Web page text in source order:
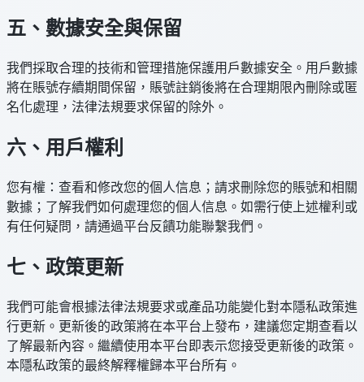
五、數據安全與保留
我們採取合理的技術和管理措施保護用戶數據安全。用戶數據
將在賬號存續期間保留，賬號註銷後將在合理期限內刪除或匿
名化處理，法律法規要求保留的除外。
六、用戶權利
您有權：查看和修改您的個人信息；請求刪除您的賬號和相關
數據；了解我們如何處理您的個人信息。如需行使上述權利或
有任何疑問，請通過平台反饋功能聯繫我們。
七、政策更新
我們可能會根據法律法規要求或產品功能變化對本隱私政策進
行更新。更新後的政策將在本平台上發布，建議您定期查看以
了解最新內容。繼續使用本平台即表示您接受更新後的政策。
本隱私政策的最終解釋權歸本平台所有。